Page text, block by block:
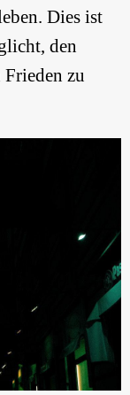
Dies ist
den
zu